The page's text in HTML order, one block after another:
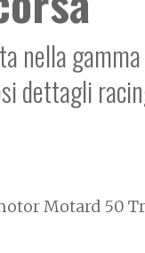
nella
dettagli
Motard 50